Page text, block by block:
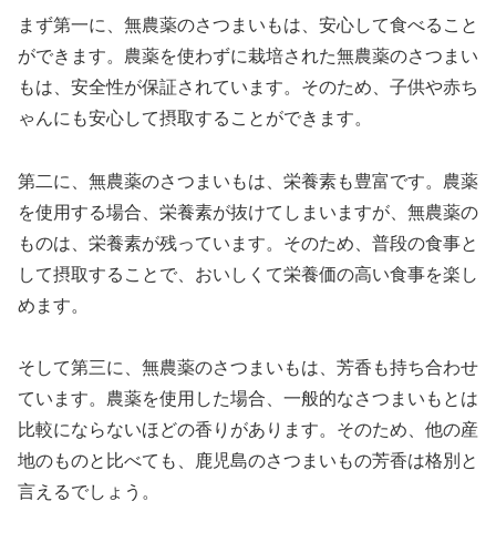
まず第一に、無農薬のさつまいもは、安心して食べること
ができます。農薬を使わずに栽培された無農薬のさつまい
もは、安全性が保証されています。そのため、子供や赤ち
ゃんにも安心して摂取することができます。
第二に、無農薬のさつまいもは、栄養素も豊富です。農薬
を使用する場合、栄養素が抜けてしまいますが、無農薬の
ものは、栄養素が残っています。そのため、普段の食事と
して摂取することで、おいしくて栄養価の高い食事を楽し
めます。
そして第三に、無農薬のさつまいもは、芳香も持ち合わせ
ています。農薬を使用した場合、一般的なさつまいもとは
比較にならないほどの香りがあります。そのため、他の産
地のものと比べても、鹿児島のさつまいもの芳香は格別と
言えるでしょう。